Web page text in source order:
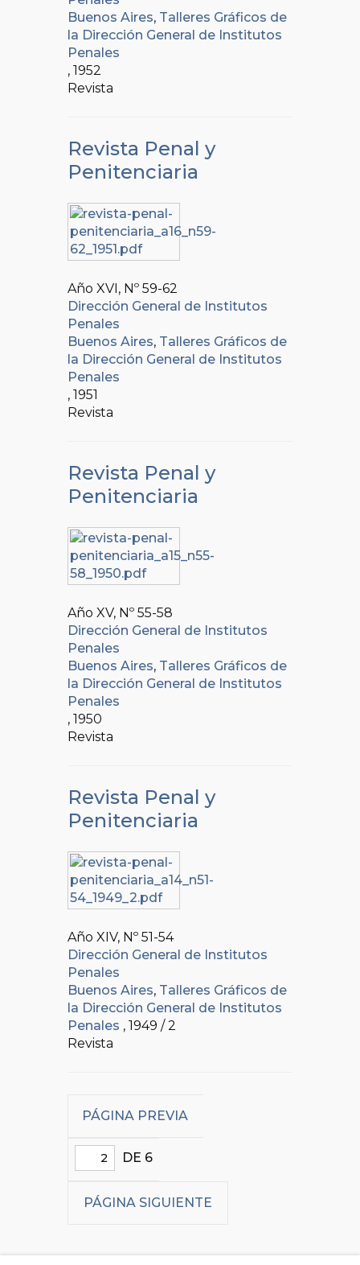
Buenos Aires, Talleres Gráficos de
la Dirección General de Institutos
Penales
, 1952
Revista
Revista Penal y
Penitenciaria
Año XVI, Nº 59-62
Dirección General de Institutos
Penales
Buenos Aires, Talleres Gráficos de
la Dirección General de Institutos
Penales
, 1951
Revista
Revista Penal y
Penitenciaria
Año XV, Nº 55-58
Dirección General de Institutos
Penales
Buenos Aires, Talleres Gráficos de
la Dirección General de Institutos
Penales
, 1950
Revista
Revista Penal y
Penitenciaria
Año XIV, Nº 51-54
Dirección General de Institutos
Penales
Buenos Aires, Talleres Gráficos de
la Dirección General de Institutos
Penales , 1949 / 2
Revista
PÁGINA PREVIA
DE 6
PÁGINA SIGUIENTE